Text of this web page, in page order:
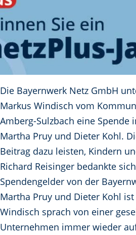
Die Bayernwerk Netz GmbH
Markus Windisch vom
Amberg-Sulzbach eine
Martha Pruy und Dieter Kohl.
Beitrag dazu leisten, Kindern
Richard Reisinger bedankte
Spendengelder von der
Martha Pruy und Dieter Kohl
Windisch sprach von einer
Unternehmen immer wieder